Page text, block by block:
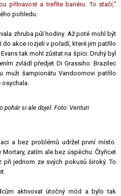
přilnavost a trefíte bariéru. To stačí,“
pohledu.
zhruba půl hodiny. Až poté mohl být
akce rozjeli v pořadí, které jim patřilo
tak mohl zůstat na špici. Druhý byl
zvládl předjet Di Grassiho. Brazilec
muži šampionátu Vandoornovi patřilo
osychala.
pohár si ale dojel. Foto: Venturi
a bez problémů udržel první místo.
zatím ale bez úspěchu. Čtyřicet
jednom ze svých pokusů široký. To
aktivovat útočný mód a bylo tak